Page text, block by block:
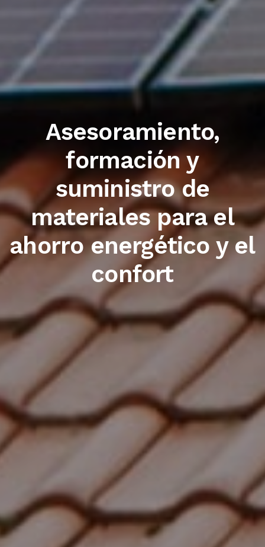
Trabajamos con las
primeras marcas del
sector